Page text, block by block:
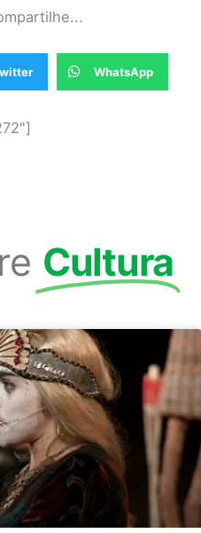
WhatsApp
Cultura